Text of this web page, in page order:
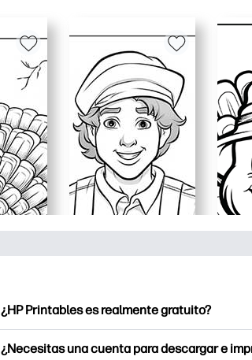
¿HP Printables es realmente gratuito?
¿Necesitas una cuenta para descargar e